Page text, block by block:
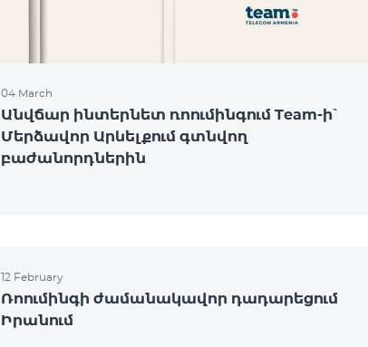
04 March
Անվճար ինտերնետ ռոումինգում Team-ի՝
Մերձավոր Արևելքում գտնվող
բաժանորդներին
12 February
Ռոումինգի ժամանակավոր դադարեցում
Իրանում